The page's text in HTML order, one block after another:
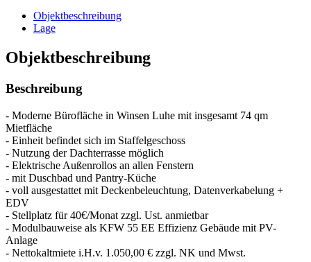
Objekt­beschreibung
Lage
Objekt­beschreibung
Beschreibung
- Moderne Bürofläche in Winsen Luhe mit insgesamt 74 qm
Mietfläche
- Einheit befindet sich im Staffelgeschoss
- Nutzung der Dachterrasse möglich
- Elektrische Außenrollos an allen Fenstern
- mit Duschbad und Pantry-Küche
- voll ausgestattet mit Deckenbeleuchtung, Datenverkabelung +
EDV
- Stellplatz für 40€/Monat zzgl. Ust. anmietbar
- Modulbauweise als KFW 55 EE Effizienz Gebäude mit PV-
Anlage
- Nettokaltmiete i.H.v. 1.050,00 € zzgl. NK und Mwst.